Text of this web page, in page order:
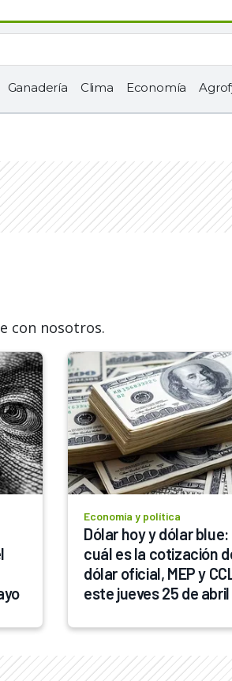
Ganadería Clima Economía
con nosotros.
Economía y política
Dólar hoy y dólar blue:
cuál es la cotización
dólar oficial, MEP y
este jueves 25 de abril